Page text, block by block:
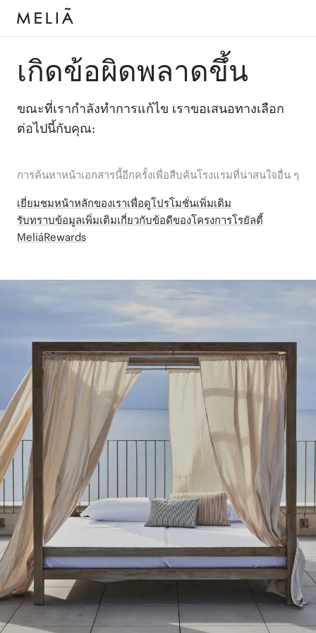
เกิดข้อผิดพลาดขึ้น
ขณะที่เรากำลังทำการแก้ไข เราขอเสนอทางเลือก
ต่อไปนี้กับคุณ:
การค้นหาหน้าเอกสารนี้อีกครั้งเพื่อสืบค้นโรงแรมที่น่าสนใจอื่น ๆ
เยี่ยมชมหน้าหลักของเราเพื่อดูโปรโมชั่นเพิ่มเติม
รับทราบข้อมูลเพิ่มเติมเกี่ยวกับข้อดีของโครงการโรยัลตี้
MeliáRewards